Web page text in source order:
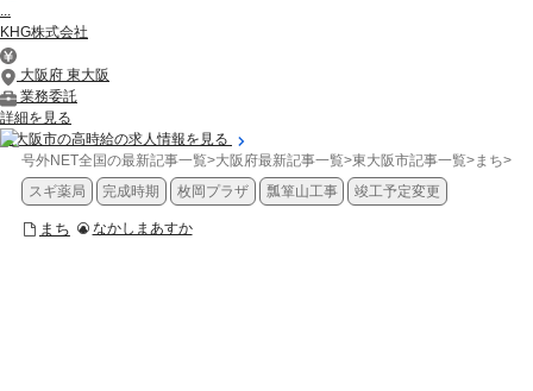
...
KHG株式会社
大阪府 東大阪
業務委託
詳細を見る
東大阪市の高時給の求人情報を見る
号外NET全国の最新記事一覧>大阪府最新記事一覧>東大阪市記事一覧>まち>【
スギ薬局
完成時期 枚岡プラザ 瓢箪山工事 竣工予定変更
まち なかしまあすか